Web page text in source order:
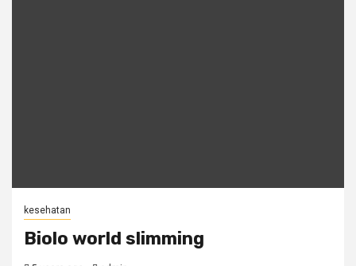
kesehatan
Biolo world slimming